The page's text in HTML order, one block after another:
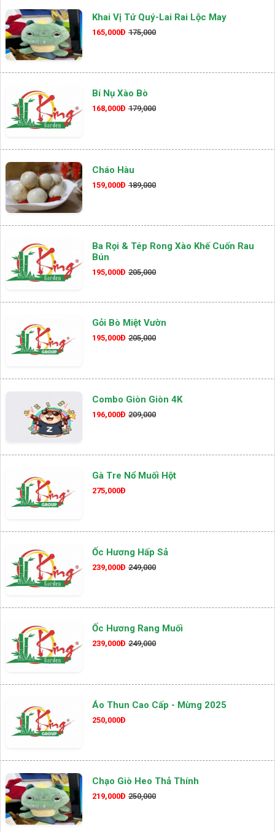
Khai Vị Tứ Quý-Lai Rai Lộc May
165,000Đ 175,000
Bí Nụ Xào Bò
168,000Đ 179,000
Cháo Hàu
159,000Đ 189,000
Ba Rọi & Tép Rong Xào Khế Cuốn Rau
Bún
195,000Đ 205,000
Gỏi Bò Miệt Vườn
195,000Đ 205,000
Combo Giòn Giòn 4K
196,000Đ 209,000
Gà Tre Nổ Muối Hột
275,000Đ
Ốc Hương Hấp Sả
239,000Đ 249,000
Ốc Hương Rang Muối
239,000Đ 249,000
Áo Thun Cao Cấp - Mừng 2025
250,000Đ
Chạo Giò Heo Thả Thính
219,000Đ 250,000